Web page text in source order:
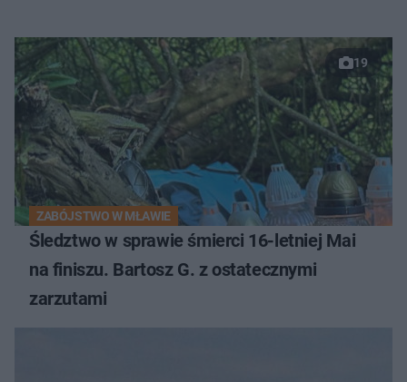
19
ZABÓJSTWO W MŁAWIE
Śledztwo w sprawie śmierci 16-letniej Mai
na finiszu. Bartosz G. z ostatecznymi
zarzutami